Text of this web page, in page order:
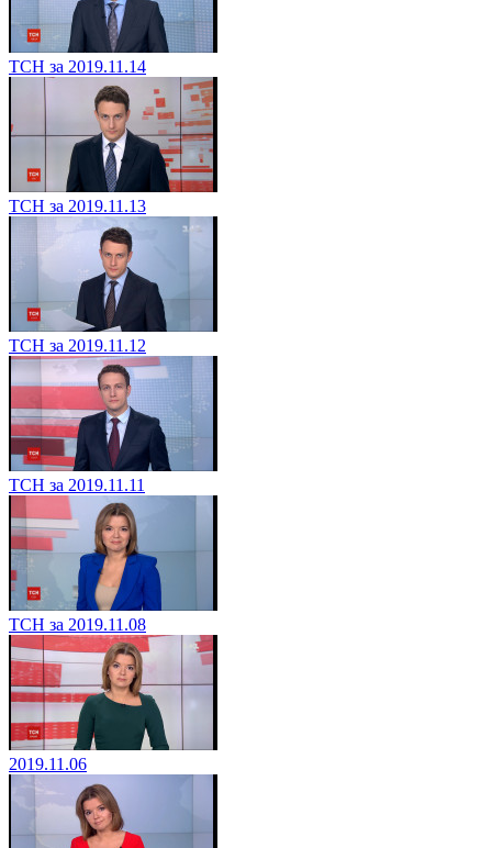
ТСН за 2019.11.14
ТСН за 2019.11.13
ТСН за 2019.11.12
ТСН за 2019.11.11
ТСН за 2019.11.08
2019.11.06